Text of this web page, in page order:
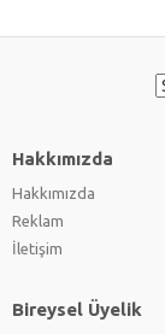
Hakkımızda
Hakkımızda
Reklam
İletişim
Bireysel Üyelik